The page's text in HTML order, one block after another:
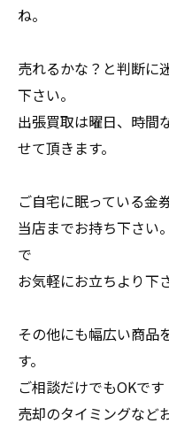
ね。
売れるかな？と判断に
下さい。
出張買取は曜日、時間
せて頂きます。
ご自宅に眠っている金
当店までお持ち下さい
で
お気軽にお立ちより下
その他にも幅広い商品
す。
ご相談だけでもOKです
売却のタイミングなど